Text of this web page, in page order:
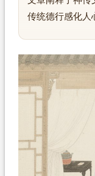
传统德行感化人